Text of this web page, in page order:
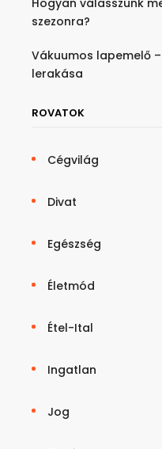
Hogyan válasszunk
szezonra?
Vákuumos lapemelő
lerakása
ROVATOK
Cégvilág
Divat
Egészség
Életmód
Étel-Ital
Ingatlan
Jog